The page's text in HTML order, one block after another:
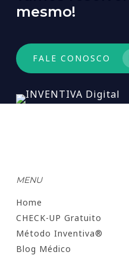
mesmo!
FALE CONOSCO
MENU
Home
CHECK-UP Gratuito
Método Inventiva®
Blog Médico